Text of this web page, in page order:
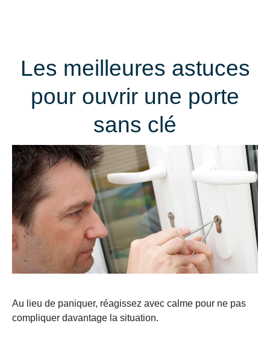
Les meilleures astuces
pour ouvrir une porte
sans clé
Au lieu de paniquer, réagissez avec calme pour ne pas
compliquer davantage la situation.